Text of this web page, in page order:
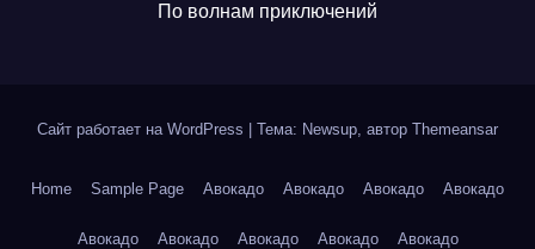
По волнам приключений
Сайт работает на WordPress Тема: Newsup, автор Themeansar
Home Sample Page Авокадо Авокадо Авокадо Авокадо
Авокадо Авокадо Авокадо Авокадо Авокадо